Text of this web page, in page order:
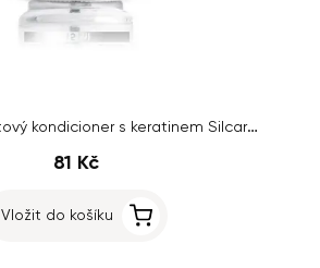
Zpevňující nehtový kondicioner s keratinem Silcare - BLACK DIAMOND, 15ml
81 Kč
Vložit do košíku